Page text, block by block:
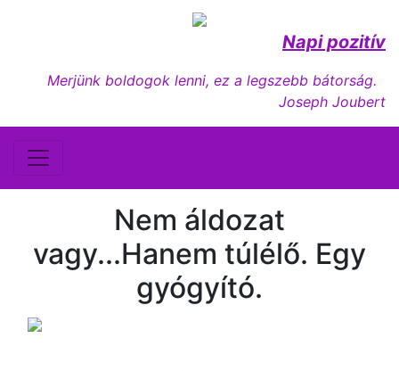
Napi pozitív
Merjünk boldogok lenni, ez a legszebb bátorság.
Joseph Joubert
Nem áldozat
vagy...Hanem túlélő. Egy
gyógyító.